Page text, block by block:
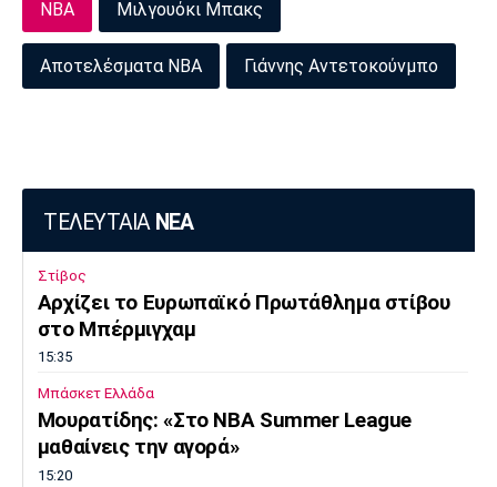
NBA Μιλγουόκι Μπακς
Αποτελέσματα ΝΒΑ Γιάννης Αντετοκούνμπο
ΤΕΛΕΥΤΑΙΑ ΝΕΑ
Στίβος
Αρχίζει το Ευρωπαϊκό Πρωτάθλημα στίβου
στο Μπέρμιγχαμ
15:35
Μπάσκετ Ελλάδα
Μουρατίδης: «Στο NBA Summer League
μαθαίνεις την αγορά»
15:20